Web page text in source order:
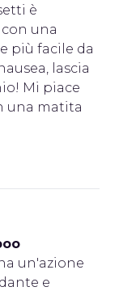
è
una
più facile da
lascia
Mi piace
una matita
un'azione
e